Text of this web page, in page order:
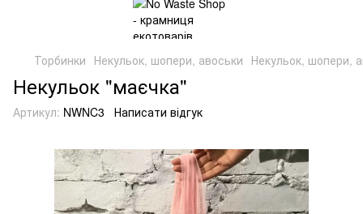
Торбинки Некульок, шопери, авоськи Некульок, шопери,
Некульок "маєчка"
Артикул: NWNC3 Написати відгук